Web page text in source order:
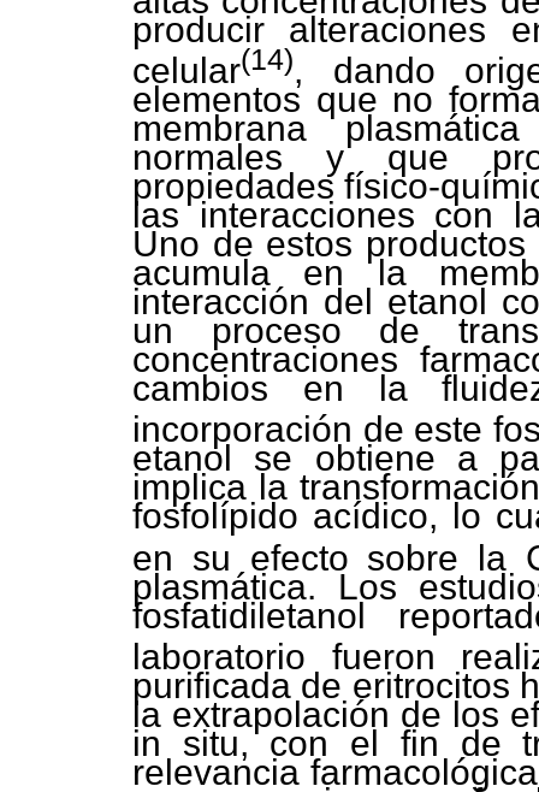
producir alteraciones
celular(14), dando
elementos que no
membrana
normales y que
propiedades físico-
las interacciones con
Uno de estos
acumula en la
interacción del etanol
un proceso de
concentraciones
cambios en la
incorporación de este
etanol se obtiene a
implica la
fosfolípido acídico, lo
en su efecto sobre la
plasmática. Los
fosfatidiletanol
laboratorio fueron
purificada de eritrocitos
la extrapolación de los
in situ, con el fin de
relevancia